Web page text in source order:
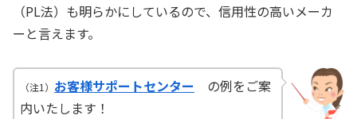
（PL法）も明らかにしているので、信用性の高いメーカ
ーと言えます。
（注1） お客様サポートセンター の例をご案
内いたします！